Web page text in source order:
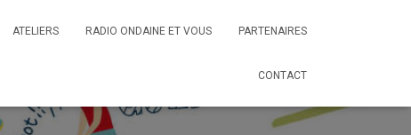
ATELIERS RADIO ONDAINE ET VOUS PARTENAIRES
CONTACT